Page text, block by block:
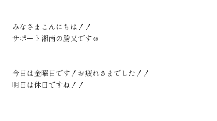
みなさまこんにちは！！
サポート湘南の勝又です☺
今日は金曜日です！お疲れさまでした！！
明日は休日ですね！！